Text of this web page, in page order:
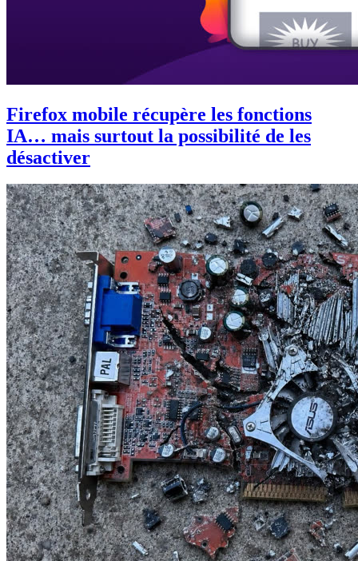
Firefox mobile récupère les fonctions
IA… mais surtout la possibilité de les
désactiver